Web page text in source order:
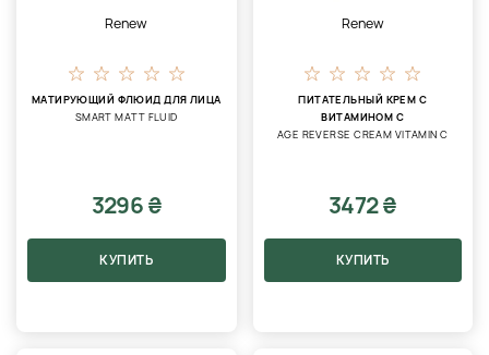
Renew
МАТИРУЮЩИЙ ФЛЮИД ДЛЯ ЛИЦА
SMART MATT FLUID
3296 ₴
КУПИТЬ
Renew
ПИТАТЕЛЬНЫЙ КРЕМ С
ВИТАМИНОМ C
AGE REVERSE CREAM VITAMIN C
3472 ₴
КУПИТЬ